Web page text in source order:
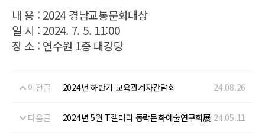
내 용 : 2024 경남교통문화대상
일 시 : 2024. 7. 5. 11:00
장 소 : 연수원 1층 대강당
이전글 2024년 하반기 교육관계자간담회 24.08.26
다음글 2024년 5월 T갤러리 동락문화예술연구회展 24.05.11